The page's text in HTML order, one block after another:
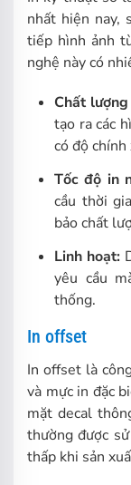
nhất hiện nay,
tiếp hình ảnh
nghệ này có
Chất lượng
tạo ra các
có độ chính
Tốc độ in
cầu thời
bảo chất
Linh hoạt:
yêu cầu
thống.
In offset
In offset là
và mực in đặc
mặt decal
thường được
thấp khi sản